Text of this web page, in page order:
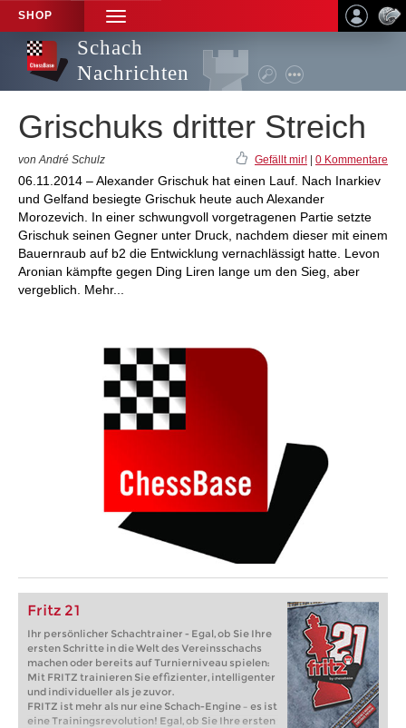
SHOP
TOGGLE
NAVIGATION
Schach
Nachrichten
Grischuks dritter Streich
von André Schulz Gefällt mir! 0 Kommentare
06.11.2014 – Alexander Grischuk hat einen Lauf. Nach Inarkiev
und Gelfand besiegte Grischuk heute auch Alexander
Morozevich. In einer schwungvoll vorgetragenen Partie setzte
Grischuk seinen Gegner unter Druck, nachdem dieser mit einem
Bauernraub auf b2 die Entwicklung vernachlässigt hatte. Levon
Aronian kämpfte gegen Ding Liren lange um den Sieg, aber
vergeblich. Mehr...
Fritz 21
Ihr persönlicher Schachtrainer - Egal, ob Sie Ihre
ersten Schritte in die Welt des Vereinsschachs
machen oder bereits auf Turnierniveau spielen:
Mit FRITZ trainieren Sie effizienter, intelligenter
und individueller als je zuvor.
FRITZ ist mehr als nur eine Schach-Engine – es ist
eine Trainingsrevolution! Egal, ob Sie Ihre ersten